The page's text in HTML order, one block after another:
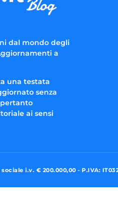
dal mondo degli
a
una testata
senza
ai sensi
i.v. € 200.000,00 - P.IVA: